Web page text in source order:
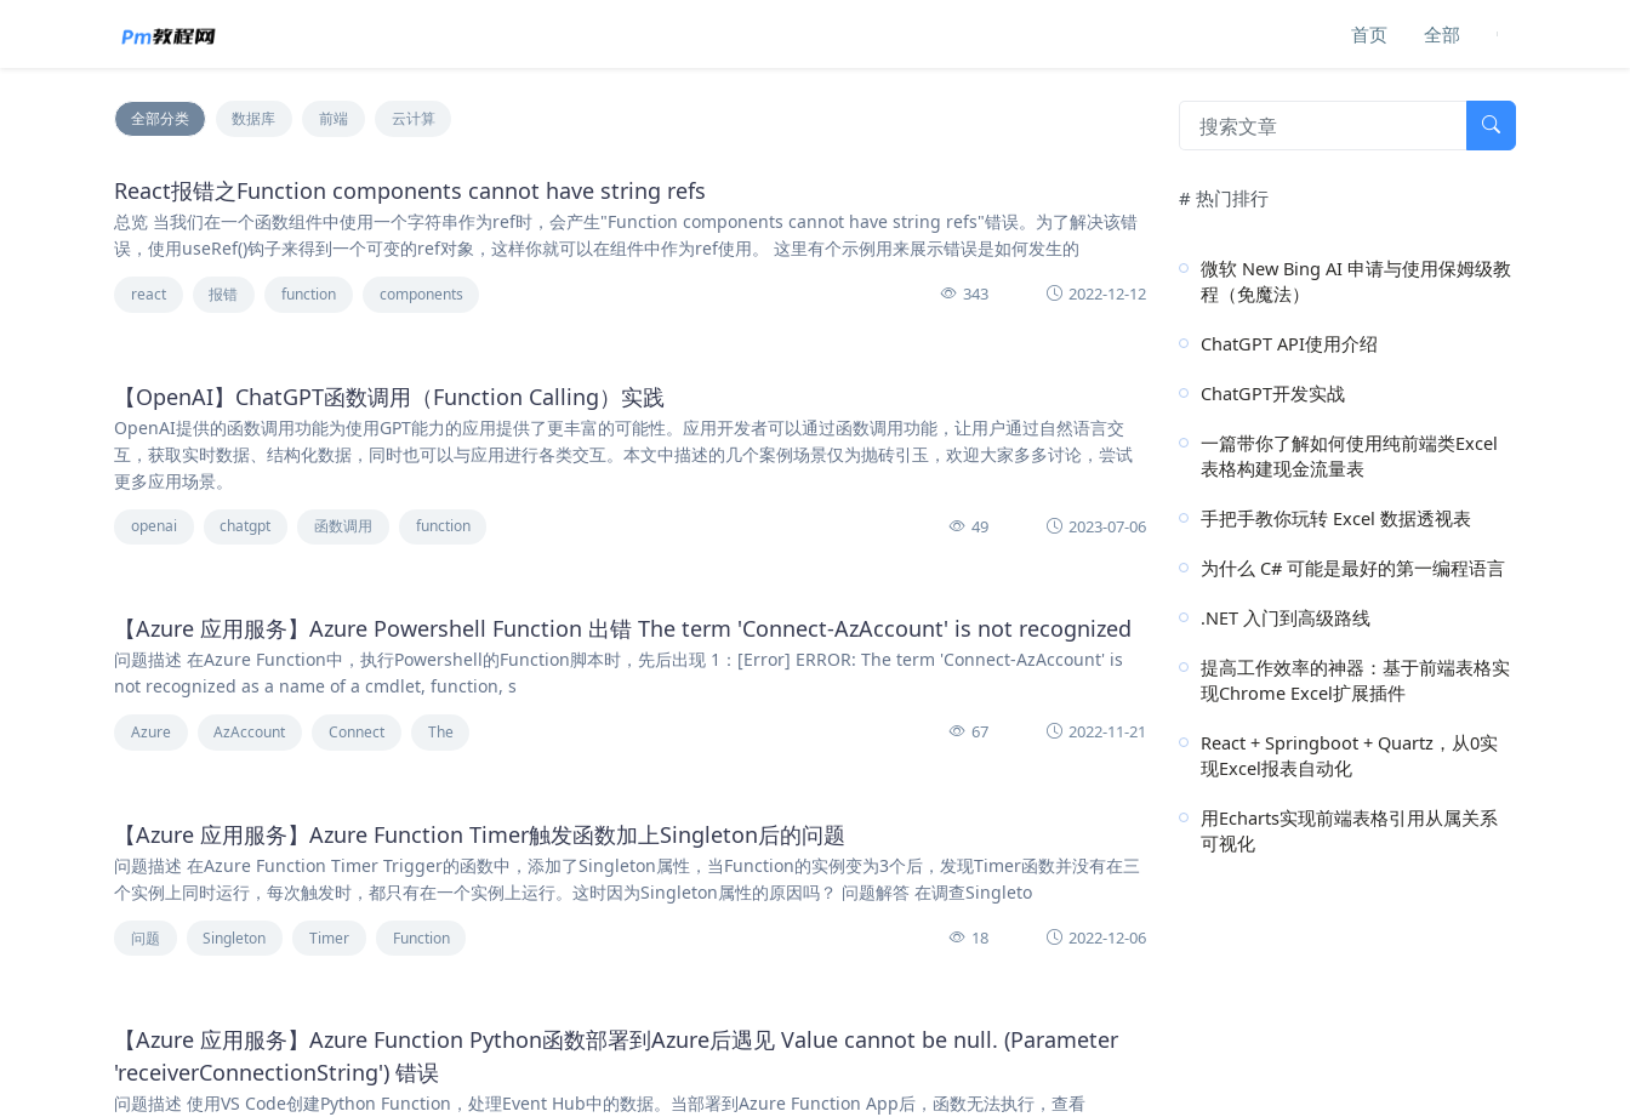
首页 全部
全部分类 数据库 前端 云计算
React报错之Function components cannot have string refs
总览 当我们在一个函数组件中使用一个字符串作为ref时，会产生"Function components cannot have string refs"错误。为了解决该错
误，使用useRef()钩子来得到一个可变的ref对象，这样你就可以在组件中作为ref使用。 这里有个示例用来展示错误是如何发生的
react 报错 function components 343 2022-12-12
【OpenAI】ChatGPT函数调用（Function Calling）实践
OpenAI提供的函数调用功能为使用GPT能力的应用提供了更丰富的可能性。应用开发者可以通过函数调用功能，让用户通过自然语言交
互，获取实时数据、结构化数据，同时也可以与应用进行各类交互。本文中描述的几个案例场景仅为抛砖引玉，欢迎大家多多讨论，尝试
更多应用场景。
openai chatgpt 函数调用 function 49 2023-07-06
【Azure 应用服务】Azure Powershell Function 出错 The term 'Connect-AzAccount' is not recognized
问题描述 在Azure Function中，执行Powershell的Function脚本时，先后出现 1：[Error] ERROR: The term 'Connect-AzAccount' is
not recognized as a name of a cmdlet, function, s
Azure AzAccount Connect The 67 2022-11-21
【Azure 应用服务】Azure Function Timer触发函数加上Singleton后的问题
问题描述 在Azure Function Timer Trigger的函数中，添加了Singleton属性，当Function的实例变为3个后，发现Timer函数并没有在三
个实例上同时运行，每次触发时，都只有在一个实例上运行。这时因为Singleton属性的原因吗？ 问题解答 在调查Singleto
问题 Singleton Timer Function 18 2022-12-06
【Azure 应用服务】Azure Function Python函数部署到Azure后遇见 Value cannot be null. (Parameter
'receiverConnectionString') 错误
问题描述 使用VS Code创建Python Function，处理Event Hub中的数据。当部署到Azure Function App后，函数无法执行，查看
# 热门排行
微软 New Bing AI 申请与使用保姆级教
程（免魔法）
ChatGPT API使用介绍
ChatGPT开发实战
一篇带你了解如何使用纯前端类Excel
表格构建现金流量表
手把手教你玩转 Excel 数据透视表
为什么 C# 可能是最好的第一编程语言
.NET 入门到高级路线
提高工作效率的神器：基于前端表格实
现Chrome Excel扩展插件
React + Springboot + Quartz，从0实
现Excel报表自动化
用Echarts实现前端表格引用从属关系
可视化